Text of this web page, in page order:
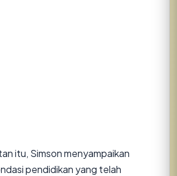
itu, Simson menyampaikan
pendidikan yang telah